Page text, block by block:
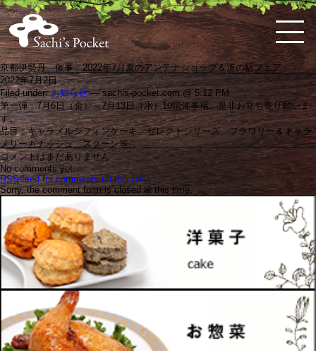
HOME
佐
知's
pocket
と
は
ケ
ー
キ・
ス
コ
ー
ン
な
ど
だ
わ
り
の
洋
菓
体
に
優
し
い
お
惣
菜
料
理
教
室
の
案
内
お
弁
当・
オ
ー
ド
ブ
ル
お
知
ら
せ
お
問
い
合
わ
せ
購
入
ガ
イ
ド
特
定
商
取
引
法
会
員
ロ
グ
イ
ン
京都伊勢丹 催事：2022年7月夏のアンテナショップ＆道の駅フェア
2022年7月2日
Filed under:お知らせ— sachis-pocket.com @ 5:12 PM
第一弾：7月6日（金）～7月13日（水）10階催事場。是非お立ち寄り願いま
す。
品目：キャラメルシフォンケーキ、セレクトシリーズ、フラワリー＆キャラ
メリーガナッシュ、スクーン等
コメントはまだありません
No comments yet.
RSSfeed for comments on this post.
Sorry, the comment form is closed at this time.